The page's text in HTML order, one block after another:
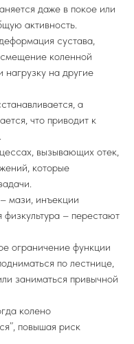
даже в покое или
активность.
сустава,
коленной
нагрузку на другие
а
что приводит к
вызывающих отек,
которые
мази, инъекции
физкультура – перестают
ограничение функции
по лестнице,
заниматься привычной
колено
повышая риск